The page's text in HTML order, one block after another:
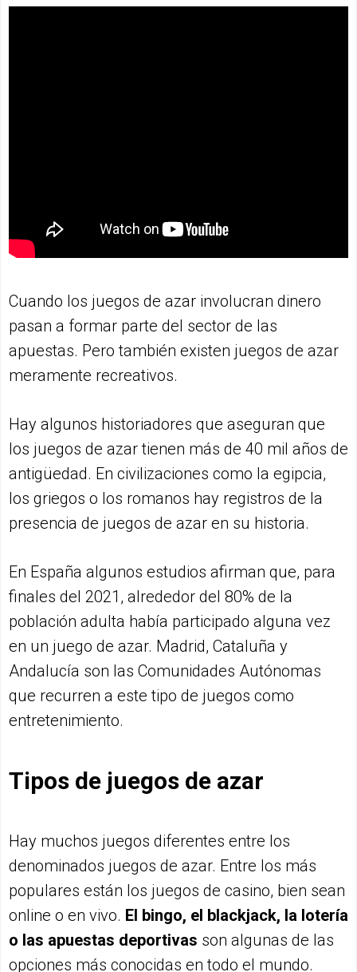
Cuando los juegos de azar involucran dinero
pasan a formar parte del sector de las
apuestas. Pero también existen juegos de azar
meramente recreativos.
Hay algunos historiadores que aseguran que
los juegos de azar tienen más de 40 mil años de
antigüedad. En civilizaciones como la egipcia,
los griegos o los romanos hay registros de la
presencia de juegos de azar en su historia.
En España algunos estudios afirman que, para
finales del 2021, alrededor del 80% de la
población adulta había participado alguna vez
en un juego de azar. Madrid, Cataluña y
Andalucía son las Comunidades Autónomas
que recurren a este tipo de juegos como
entretenimiento.
Tipos de juegos de azar
Hay muchos juegos diferentes entre los
denominados juegos de azar. Entre los más
populares están los juegos de casino, bien sean
online o en vivo. El bingo, el blackjack, la lotería
o las apuestas deportivas son algunas de las
opciones más conocidas en todo el mundo.